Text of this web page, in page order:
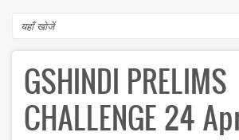
Search
GSHINDI PRELIMS
CHALLENGE 24